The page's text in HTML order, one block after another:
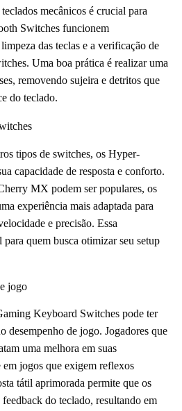
mecânicos é crucial para
Switches funcionem
das teclas e a verificação de
Uma boa prática é realizar uma
removendo sujeira e detritos que
do teclado.
tipos de switches, os Hyper-
capacidade de resposta e conforto.
MX podem ser populares, os
experiência mais adaptada para
e precisão. Essa
quem busca otimizar seu setup
jogo
Keyboard Switches pode ter
desempenho de jogo. Jogadores que
uma melhora em suas
em jogos que exigem reflexos
tátil aprimorada permite que os
do teclado, resultando em